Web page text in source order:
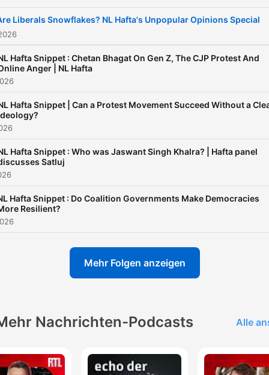
Liberals Snowflakes? NL Hafta's Unpopular Opinions Special
Hafta Snippet : Chetan Bhagat On Gen Z, The CJP Protest And
Anger | NL Hafta
Hafta Snippet | Can a Protest Movement Succeed Without a
Hafta Snippet : Who was Jaswant Singh Khalra? | Hafta panel
Satluj
Hafta Snippet : Do Coalition Governments Make Democracies
Resilient?
Mehr Folgen anzeigen
Nachrichten-Podcasts Alle